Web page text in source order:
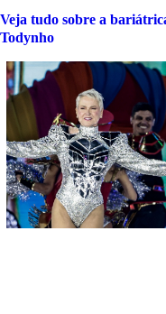
Veja tudo sobre a
Todynho